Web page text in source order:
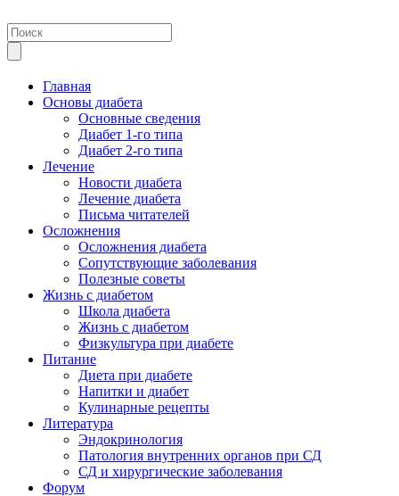
Главная
Основы диабета
Основные сведения
Диабет 1-го типа
Диабет 2-го типа
Лечение
Новости диабета
Лечение диабета
Письма читателей
Осложнения
Осложнения диабета
Сопутствующие заболевания
Полезные советы
Жизнь с диабетом
Школа диабета
Жизнь с диабетом
Физкультура при диабете
Питание
Диета при диабете
Напитки и диабет
Кулинарные рецепты
Литература
Эндокринология
Патология внутренних органов при СД
СД и хирургические заболевания
Форум